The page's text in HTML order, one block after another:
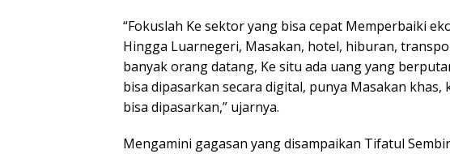
“Fokuslah Ke sektor yang bisa cepat Memperbaiki
Hingga Luarnegeri, Masakan, hotel, hiburan,
banyak orang datang, Ke situ ada uang yang
bisa dipasarkan secara digital, punya Masakan khas,
bisa dipasarkan,” ujarnya.
Mengamini gagasan yang disampaikan Tifatul